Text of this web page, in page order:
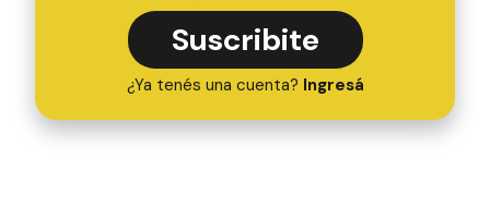
Suscribite
¿Ya tenés una cuenta? Ingresá